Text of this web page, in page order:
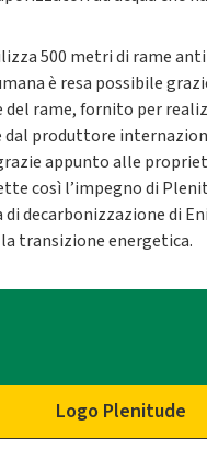
500 metri di rame
è resa possibile
rame, fornito per
dal produttore
appunto alle
così l’impegno di
decarbonizzazione di
transizione energetica.
Logo Plenitude